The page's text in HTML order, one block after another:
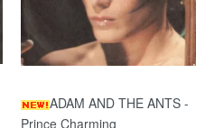
ADAM AND THE ANTS -
Prince Charming